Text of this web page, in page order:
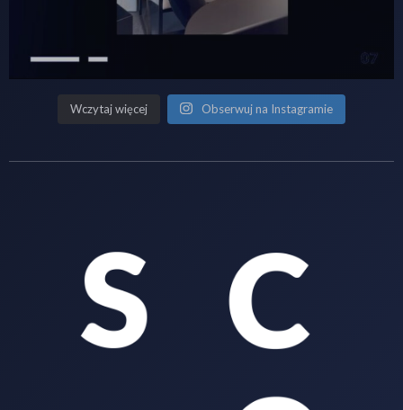
Wczytaj więcej Obserwuj na Instagramie